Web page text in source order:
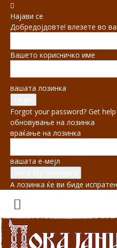
Најави се
Добредојдовте! влезете во
Вашето корисничко име
вашата лозинка
Forgot your password? Get help
обновување на лозинка
враќање на лозинка
вашата е-мејл
А лозинка ќе ви биде